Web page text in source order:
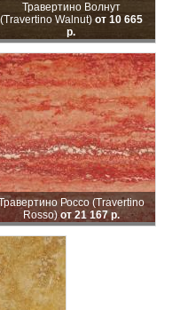
Травертино Волнут
(Travertino Walnut) от 10 665
р.
Россо (Travertino
Rosso)от 21 167 р.